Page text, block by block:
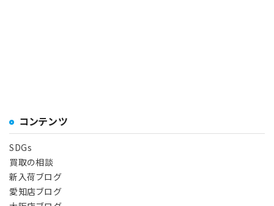
コンテンツ
SDGs
買取の相談
新入荷ブログ
愛知店ブログ